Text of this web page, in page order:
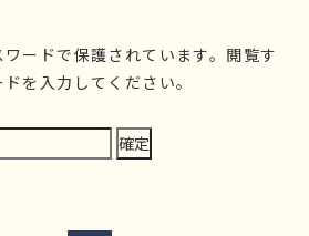
ードで保護されています。閲覧す
を入力してください。